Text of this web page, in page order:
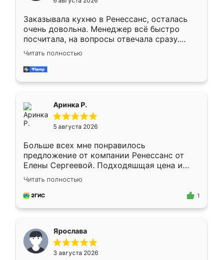
мебели буду заказывать только здесь.
Заказывала кухню в Ренессанс, осталась
очень довольна. Менеджер всё быстро
посчитала, на вопросы отвечала сразу.
Замерщик приехал в субботу, подошёл к
делу со всей ответственностью. Собрали
за день, ребята работали аккуратно, даже
Читать полностью
Аринка Р.
5 августа 2026
Больше всех мне понравилось
предложение от компании Ренессанс от
Елены Сергеевой. Подходяшщая цена и
короткие сроки изготовления. Приехавший
для замера сотрудник Владислав
предложил по моему эскизу самый
Читать полностью
1
Ярослава
3 августа 2026